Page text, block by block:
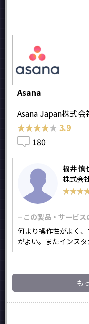
Asana
Asana Japan株式会
★★★★★
★★★★★ 3.9
180
福井 慎
株式会
− この製品・サービ
何より操作性がよく
がよい。またインス
も